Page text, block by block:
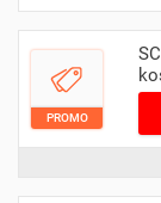
PROMO